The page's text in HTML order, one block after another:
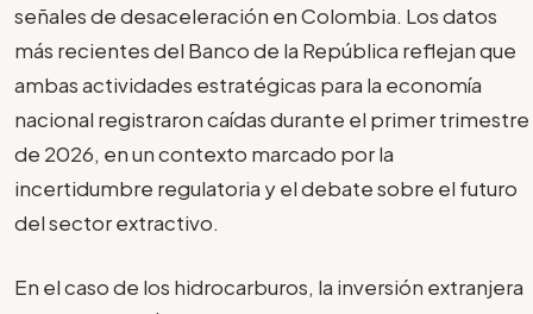
señales de desaceleración en Colombia. Los datos
más recientes del Banco de la República reflejan que
ambas actividades estratégicas para la economía
nacional registraron caídas durante el primer trimestre
de 2026, en un contexto marcado por la
incertidumbre regulatoria y el debate sobre el futuro
del sector extractivo.
En el caso de los hidrocarburos, la inversión extranjera